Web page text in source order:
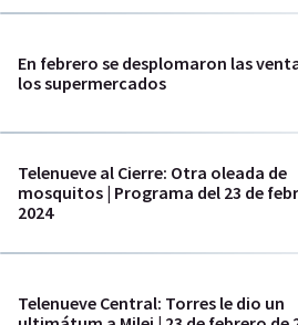
En febrero se desplomaron las
los supermercados
Telenueve al Cierre: Otra oleada de
mosquitos | Programa del 23 de
2024
Telenueve Central: Torres le dio un